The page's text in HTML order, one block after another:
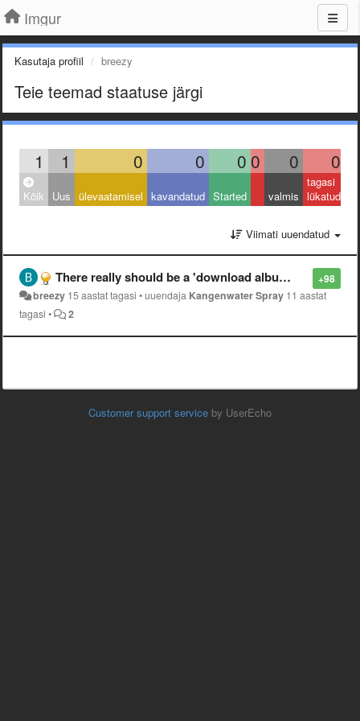
Imgur
Kasutaja profiil breezy
Teie teemad staatuse järgi
1 1 0 0 0 0 0 0
Kõik Uus ülevaatamisel kavandatud Started valmis
tagasi
lükatud
Viimati uuendatud
+98
There really should be a 'download album' option.
breezy 15 aastat tagasi •uuendaja Kangenwater Spray 11 aastat
tagasi • 2
Customer support service by UserEcho